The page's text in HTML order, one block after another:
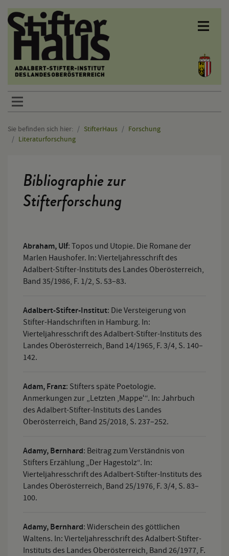
Sprunglinks
Sie befinden sich hier: StifterHaus
Forschung
Literaturforschung
Bibliographie zur
Stifterforschung
Abraham, Ulf: Topos und Utopie. Die Romane der
Marlen Haushofer. In: Vierteljahresschrift des
Adalbert-Stifter-Instituts des Landes Oberösterreich,
Band 35/1986, F. 1/2, S. 53–83.
Adalbert-Stifter-Institut: Die Versteigerung von
Stifter-Handschriften in Hamburg. In:
Vierteljahresschrift des Adalbert-Stifter-Instituts des
Landes Oberösterreich, Band 14/1965, F. 3/4, S. 140–
142.
Adam, Franz: Stifters späte Poetologie.
Anmerkungen zur „Letzten ,Mappeʻ“. In: Jahrbuch
des Adalbert-Stifter-Instituts des Landes
Oberösterreich, Band 25/2018, S. 237–252.
Adamy, Bernhard: Beitrag zum Verständnis von
Stifters Erzählung „Der Hagestolz“. In:
Vierteljahresschrift des Adalbert-Stifter-Instituts des
Landes Oberösterreich, Band 25/1976, F. 3/4, S. 83–
100.
Adamy, Bernhard: Widerschein des göttlichen
Waltens. In: Vierteljahresschrift des Adalbert-Stifter-
Instituts des Landes Oberösterreich, Band 26/1977, F.